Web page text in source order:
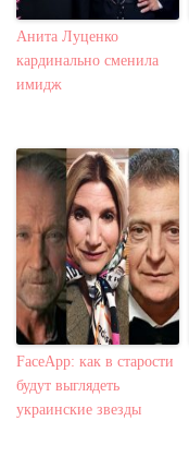
Анита Луценко
кардинально сменила
имидж
FaceApp: как в старости
будут выглядеть
украинские звезды